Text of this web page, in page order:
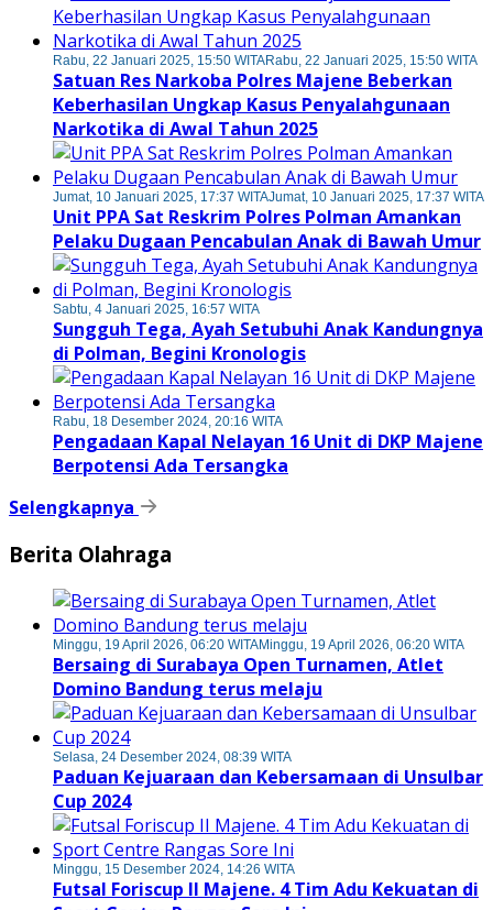
Rabu, 22 Januari 2025, 15:50 WITARabu, 22 Januari 2025, 15:50 WITA
Satuan Res Narkoba Polres Majene Beberkan
Keberhasilan Ungkap Kasus Penyalahgunaan
Narkotika di Awal Tahun 2025
Jumat, 10 Januari 2025, 17:37 WITAJumat, 10 Januari 2025, 17:37 WITA
Unit PPA Sat Reskrim Polres Polman Amankan
Pelaku Dugaan Pencabulan Anak di Bawah Umur
Sabtu, 4 Januari 2025, 16:57 WITA
Sungguh Tega, Ayah Setubuhi Anak Kandungnya
di Polman, Begini Kronologis
Rabu, 18 Desember 2024, 20:16 WITA
Pengadaan Kapal Nelayan 16 Unit di DKP Majene
Berpotensi Ada Tersangka
Selengkapnya
Berita Olahraga
Minggu, 19 April 2026, 06:20 WITAMinggu, 19 April 2026, 06:20 WITA
Bersaing di Surabaya Open Turnamen, Atlet
Domino Bandung terus melaju
Selasa, 24 Desember 2024, 08:39 WITA
Paduan Kejuaraan dan Kebersamaan di Unsulbar
Cup 2024
Minggu, 15 Desember 2024, 14:26 WITA
Futsal Foriscup II Majene. 4 Tim Adu Kekuatan di